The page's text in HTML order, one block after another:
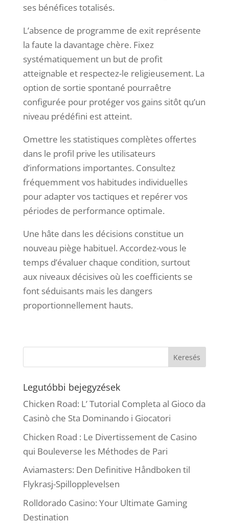
ses bénéfices totalisés.
L’absence de programme de exit représente
la faute la davantage chère. Fixez
systématiquement un but de profit
atteignable et respectez-le religieusement. La
option de sortie spontané pourraêtre
configurée pour protéger vos gains sitôt qu’un
niveau prédéfini est atteint.
Omettre les statistiques complètes offertes
dans le profil prive les utilisateurs
d’informations importantes. Consultez
fréquemment vos habitudes individuelles
pour adapter vos tactiques et repérer vos
périodes de performance optimale.
Une hâte dans les décisions constitue un
nouveau piège habituel. Accordez-vous le
temps d’évaluer chaque condition, surtout
aux niveaux décisives où les coefficients se
font séduisants mais les dangers
proportionnellement hauts.
Legutóbbi bejegyzések
Chicken Road: L’ Tutorial Completa al Gioco da
Casinò che Sta Dominando i Giocatori
Chicken Road : Le Divertissement de Casino
qui Bouleverse les Méthodes de Pari
Aviamasters: Den Definitive Håndboken til
Flykrasj-Spillopplevelsen
Rolldorado Casino: Your Ultimate Gaming
Destination